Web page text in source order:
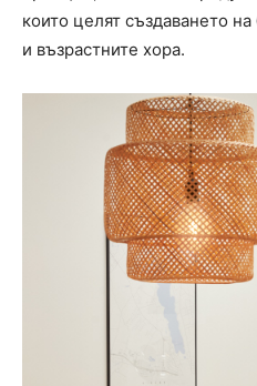
които целят създаването
и възрастните хора.